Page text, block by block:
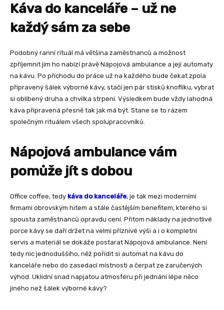
Káva do kanceláře – už ne
každý sám za sebe
Podobný ranní rituál má většina zaměstnanců a možnost
zpříjemnit jim ho nabízí právě Nápojová ambulance a jejíautomaty
na kávu. Po příchodu do práce už na každého bude čekat zpola
připravený šálek výborné kávy, stačí jen pár stisků knoflíku, vybrat
si oblíbený druha a chvilka strpení. Výsledkem bude vždy lahodná
káva připravená přesně tak jak má být. Stane se to rázem
společným rituálem všech spolupracovníků.
Nápojová ambulance vám
pomůže jít s dobou
Office coffee, tedy káva do kanceláře, je tak mezi moderními
firmami obrovským hitem a stále častějším benefitem, kterého si
spousta zaměstnanců opravdu cení. Přitom náklady na jednotlivé
porce kávy se daří držet na velmi příznivé výši a i o kompletní
servis a materiál se dokáže postarat Nápojová ambulance. Není
tedy nic jednoduššího, něž pořídit si automat na kávu do
kanceláře nebo do zasedací místnosti a čerpat ze zaručených
výhod. Uklidní snad napjatou atmosféru při jednání lépe něco
jiného než šálek výborné kávy?